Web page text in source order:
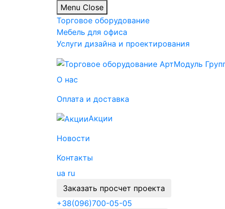
Menu Close
Торговое оборудование
Мебель для офиса
Услуги дизайна и проектирования
О нас
Оплата и доставка
Акции
Новости
Контакты
ua ru
Заказать просчет проекта
+38(096)700-05-05